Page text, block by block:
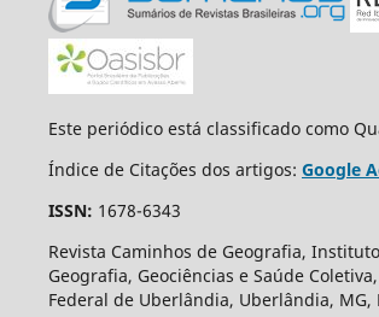
Este periódico está classificado como
Índice de Citações dos artigos: Google
ISSN: 1678-6343
Revista Caminhos de Geografia,
Geografia, Geociências e Saúde
Federal de Uberlândia, Uberlândia, MG,